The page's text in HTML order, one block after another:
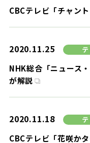
CBCテレビ「チャン
2020.11.25
NHK総合「ニュース
が解説
2020.11.18
CBCテレビ「花咲か